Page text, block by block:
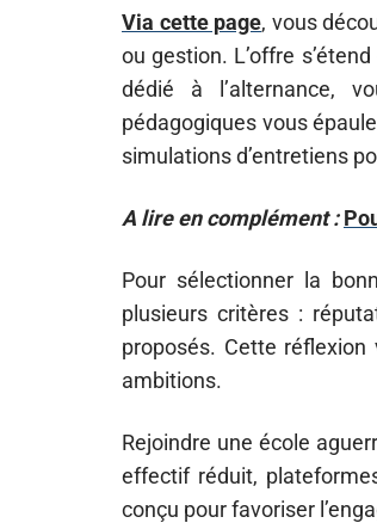
Via cette page, vous
ou gestion. L’offre
dédié à l’alternance,
pédagogiques vous
simulations d’entretiens
A lire en complément :
Pour sélectionner la
plusieurs critères :
proposés. Cette
ambitions.
Rejoindre une école
effectif réduit,
conçu pour favoriser